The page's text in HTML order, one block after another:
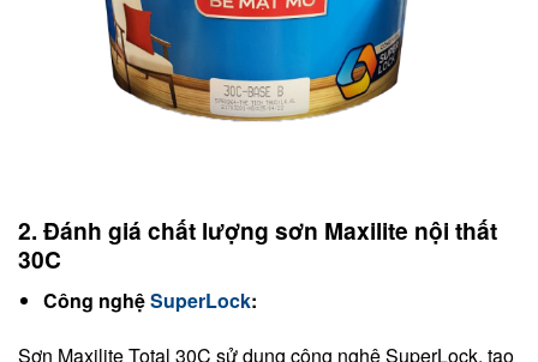
2. Đánh giá chất lượng sơn Maxilite nội thất
30C
Công nghệSuperLock:
Sơn Maxilite Total 30C sử dụng công nghệ SuperLock, tạo